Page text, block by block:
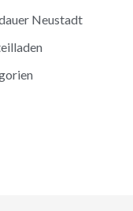
Neustadt